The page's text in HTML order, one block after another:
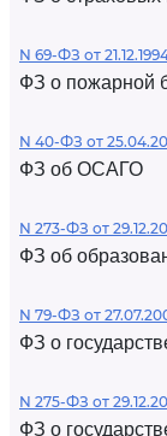
N 69-ФЗ от
ФЗ о пожарной
N 40-ФЗ от
ФЗ об ОСАГО
N 273-ФЗ от
ФЗ об
N 79-ФЗ от
ФЗ о
N 275-ФЗ от
ФЗ о